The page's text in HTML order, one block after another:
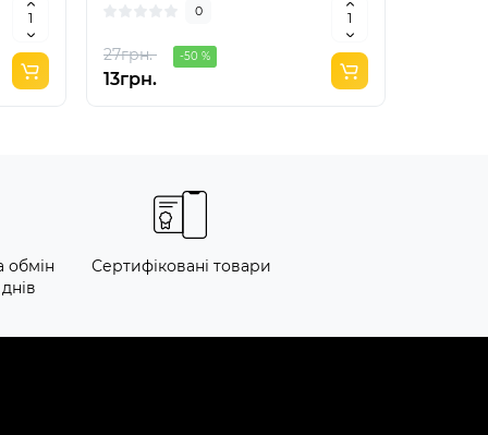
0
27грн. -50 %
13грн.
обмін
Сертифіковані товари